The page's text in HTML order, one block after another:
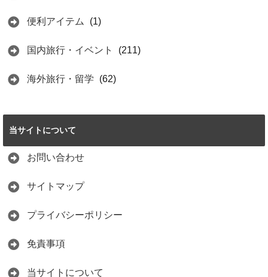
便利アイテム (1)
国内旅行・イベント (211)
海外旅行・留学 (62)
当サイトについて
お問い合わせ
サイトマップ
プライバシーポリシー
免責事項
当サイトについて